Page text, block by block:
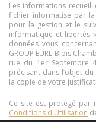
Les informations
fichier informatisé par la
pour la gestion et le
informatique et libertés
données vous
GROUP EURL Blois
rue du 1er Septembre
précisant dans l’objet
la copie de votre
Ce site est protégé par
Conditions d'Utilisation